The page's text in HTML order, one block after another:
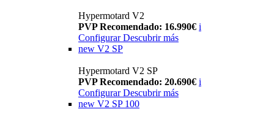
Hypermotard V2
PVP Recomendado: 16.990€ i
Configurar Descubrir más
new V2 SP
Hypermotard V2 SP
PVP Recomendado: 20.690€ i
Configurar Descubrir más
new V2 SP 100